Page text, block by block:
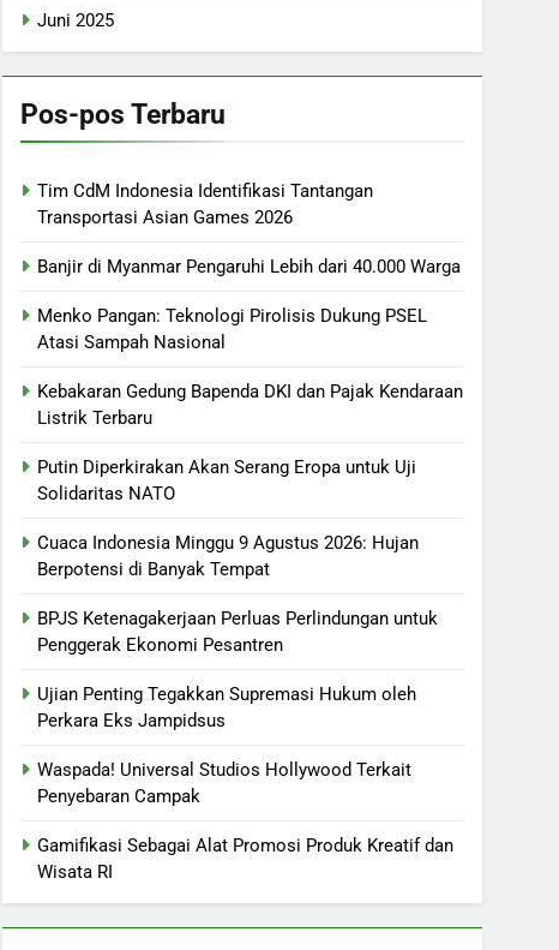
Juni 2025
Pos-pos Terbaru
Tim CdM Indonesia Identifikasi Tantangan
Transportasi Asian Games 2026
Banjir di Myanmar Pengaruhi Lebih dari 40.000 Warga
Menko Pangan: Teknologi Pirolisis Dukung PSEL
Atasi Sampah Nasional
Kebakaran Gedung Bapenda DKI dan Pajak Kendaraan
Listrik Terbaru
Putin Diperkirakan Akan Serang Eropa untuk Uji
Solidaritas NATO
Cuaca Indonesia Minggu 9 Agustus 2026: Hujan
Berpotensi di Banyak Tempat
BPJS Ketenagakerjaan Perluas Perlindungan untuk
Penggerak Ekonomi Pesantren
Ujian Penting Tegakkan Supremasi Hukum oleh
Perkara Eks Jampidsus
Waspada! Universal Studios Hollywood Terkait
Penyebaran Campak
Gamifikasi Sebagai Alat Promosi Produk Kreatif dan
Wisata RI